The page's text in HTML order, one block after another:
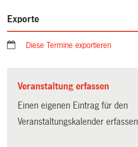
Exporte
Diese Termine exportieren
Veranstaltung erfassen
Einen eigenen Eintrag für den
Veranstaltungskalender erfassen